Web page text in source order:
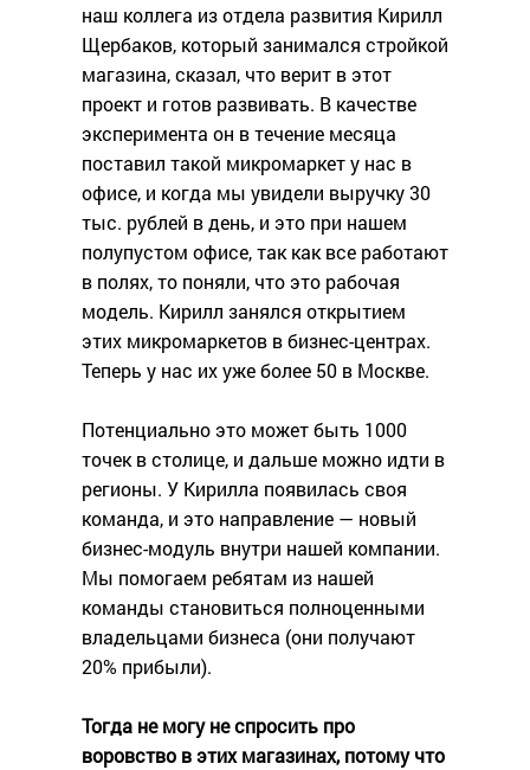
наш коллега из отдела развития Кирилл
Щербаков, который занимался стройкой
магазина, сказал, что верит в этот
проект и готов развивать. В качестве
эксперимента он в течение месяца
поставил такой микромаркет у нас в
офисе, и когда мы увидели выручку 30
тыс. рублей в день, и это при нашем
полупустом офисе, так как все работают
в полях, то поняли, что это рабочая
модель. Кирилл занялся открытием
этих микромаркетов в бизнес-центрах.
Теперь у нас их уже более 50 в Москве.
Потенциально это может быть 1000
точек в столице, и дальше можно идти в
регионы. У Кирилла появилась своя
команда, и это направление — новый
бизнес-модуль внутри нашей компании.
Мы помогаем ребятам из нашей
команды становиться полноценными
владельцами бизнеса (они получают
20% прибыли).
Тогда не могу не спросить про
воровство в этих магазинах, потому что